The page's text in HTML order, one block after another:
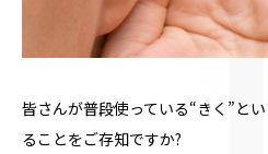
皆さんが普段使っている“きく”と
ることをご存知ですか?